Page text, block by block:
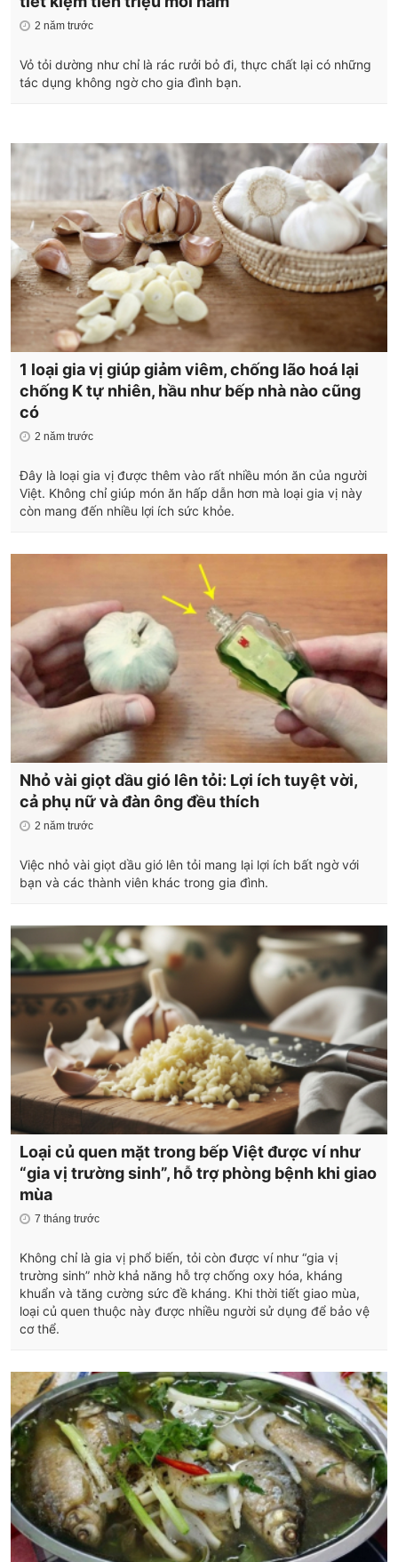
2 năm trước
Vỏ tỏi dường như chỉ là rác rưởi bỏ đi, thực chất lại có những
tác dụng không ngờ cho gia đình bạn.
1 loại gia vị giúp giảm viêm, chống lão hoá lại
chống K tự nhiên, hầu như bếp nhà nào cũng
có
2 năm trước
Đây là loại gia vị được thêm vào rất nhiều món ăn của người
Việt. Không chỉ giúp món ăn hấp dẫn hơn mà loại gia vị này
còn mang đến nhiều lợi ích sức khỏe.
Nhỏ vài giọt dầu gió lên tỏi: Lợi ích tuyệt vời,
cả phụ nữ và đàn ông đều thích
2 năm trước
Việc nhỏ vài giọt dầu gió lên tỏi mang lại lợi ích bất ngờ với
bạn và các thành viên khác trong gia đình.
Loại củ quen mặt trong bếp Việt được ví như
“gia vị trường sinh”, hỗ trợ phòng bệnh khi giao
mùa
7 tháng trước
Không chỉ là gia vị phổ biến, tỏi còn được ví như “gia vị
trường sinh” nhờ khả năng hỗ trợ chống oxy hóa, kháng
khuẩn và tăng cường sức đề kháng. Khi thời tiết giao mùa,
loại củ quen thuộc này được nhiều người sử dụng để bảo vệ
cơ thể.